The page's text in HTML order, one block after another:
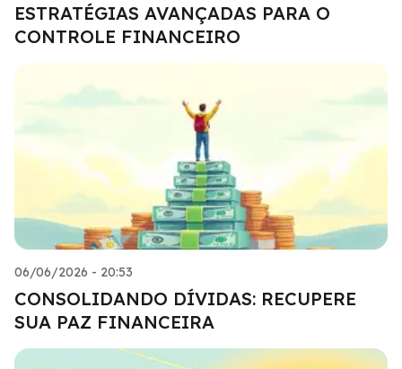
ESTRATÉGIAS AVANÇADAS PARA O
CONTROLE FINANCEIRO
06/06/2026 - 20:53
CONSOLIDANDO DÍVIDAS: RECUPERE
SUA PAZ FINANCEIRA